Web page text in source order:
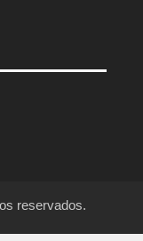
reservados.